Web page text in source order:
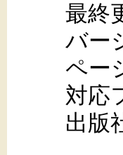
最終
バー
ペー
対応
出版